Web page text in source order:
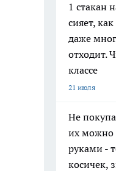
1 стакан
сияет,
даже
отходит.
классе
21 июля
Не
их можно
руками -
косичек,